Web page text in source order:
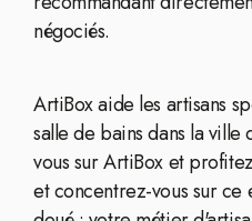
négociés.
ArtiBox aide les artisans
salle de bains dans la
vous sur ArtiBox et
et concentrez-vous sur ce